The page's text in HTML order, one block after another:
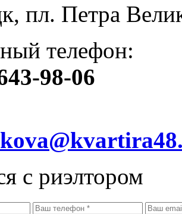
пл. Петра
телефон:
98-06
с риэлтором